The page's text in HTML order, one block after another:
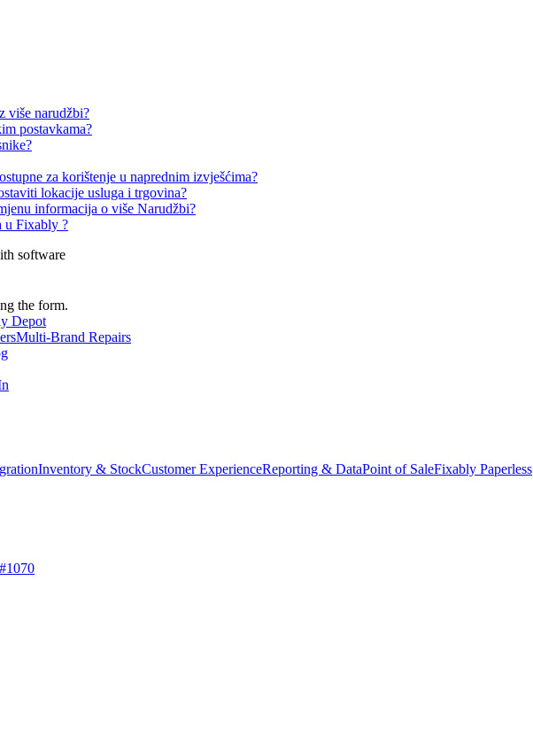
više narudžbi?
postavkama?
za korištenje u naprednim izvješćima?
lokacije usluga i trgovina?
informacija o više Narudžbi?
u Fixably ?
software
the form.
Depot
Multi-Brand Repairs
Inventory & StockCustomer ExperienceReporting & DataPoint of SaleFixably Paperless